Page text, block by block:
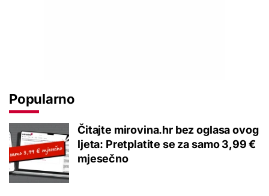
Popularno
Čitajte mirovina.hr bez oglasa ovog
ljeta: Pretplatite se za samo 3,99 €
mjesečno